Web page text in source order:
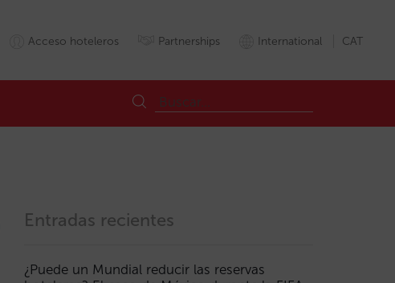
Acceso hoteleros Partnerships International CAT
Entradas recientes
¿Puede un Mundial reducir las reservas